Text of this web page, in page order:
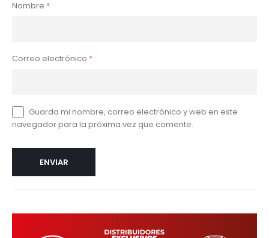
Nombre *
Correo electrónico *
Guarda mi nombre, correo electrónico y web en este
navegador para la próxima vez que comente.